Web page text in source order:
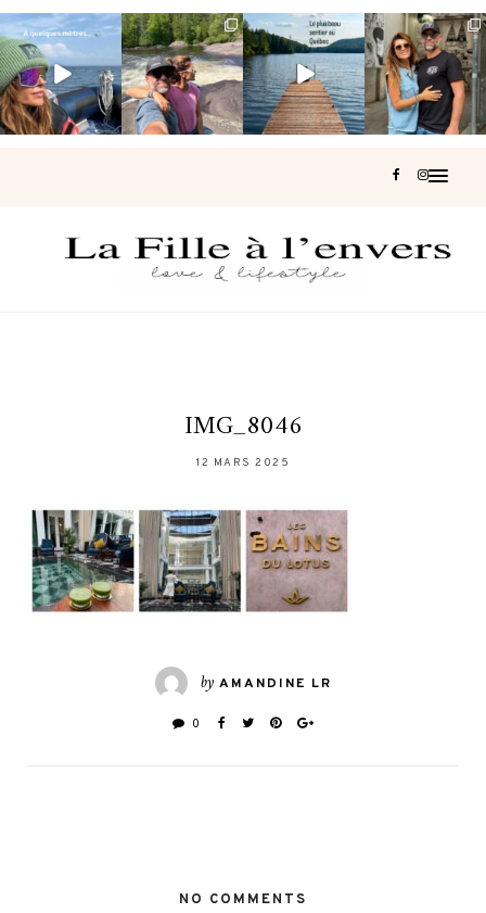
Voir une baleine
en photo, c’est
impressionnant
🐋...
Les Laurentides,
le Québec
version nature.
...
Et si je te disais
qu’il existe un
sentier où tu...
127 37
Montréal, une
très belle
surprise 🇨🇦
453
IMG_8046
12 MARS 2025
by AMANDINE LR
0
NO COMMENTS